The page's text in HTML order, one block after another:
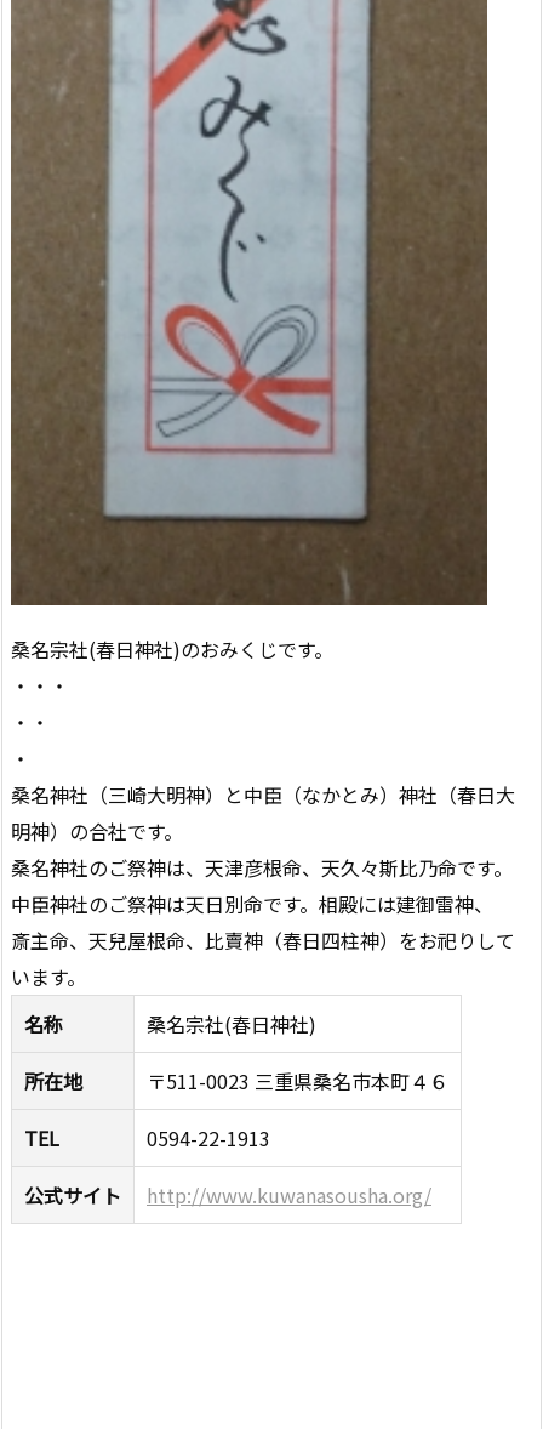
桑名宗社(春日神社)のおみくじです。
・・・
・・
・
桑名神社（三崎大明神）と中臣（なかとみ）神社（春日大
明神）の合社です。
桑名神社のご祭神は、天津彦根命、天久々斯比乃命です。
中臣神社のご祭神は天日別命です。相殿には建御雷神、
斎主命、天兒屋根命、比賣神（春日四柱神）をお祀りして
います。
名称
桑名宗社(春日神社)
所在地
〒511-0023 三重県桑名市本町４６
TEL
0594-22-1913
公式サイト
http://www.kuwanasousha.org/